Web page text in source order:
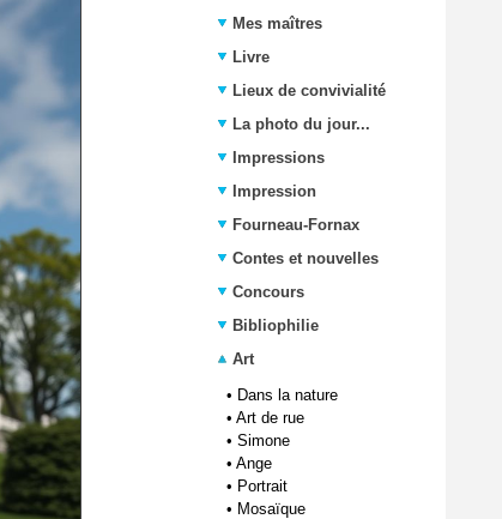
Mes maîtres
Livre
Lieux de convivialité
La photo du jour...
Impressions
Impression
Fourneau-Fornax
Contes et nouvelles
Concours
Bibliophilie
Art
• Dans la nature
• Art de rue
• Simone
• Ange
• Portrait
• Mosaïque